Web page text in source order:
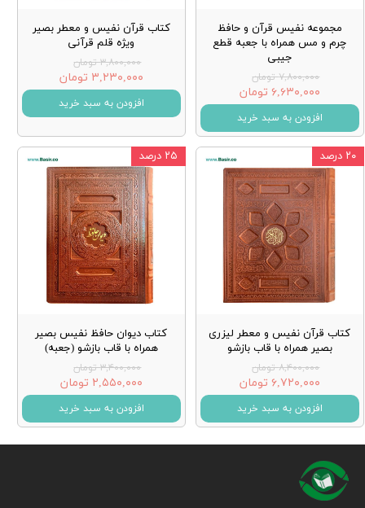
مجموعه نفیس قرآن و حافظ
چرم و مس همراه با جعبه قطع
جیبی
۷,۸۰۰,۰۰۰ تومان
۶,۶۳۰,۰۰۰ تومان
افزودن به سبد خرید
کتاب قرآن نفیس و معطر بصیر
ویژه قلم قرآنی
۳,۸۰۰,۰۰۰ تومان
۳,۲۳۰,۰۰۰ تومان
افزودن به سبد خرید
کتاب قرآن نفیس و معطر لیزری
بصیر همراه با قاب بازشو
۸,۴۰۰,۰۰۰ تومان
۶,۷۲۰,۰۰۰ تومان
افزودن به سبد خرید
۲۰ درصد
کتاب دیوان حافظ نفیس بصیر
همراه با قاب بازشو (جعبه)
۳,۴۰۰,۰۰۰ تومان
۲,۵۵۰,۰۰۰ تومان
افزودن به سبد خرید
۲۵ درصد